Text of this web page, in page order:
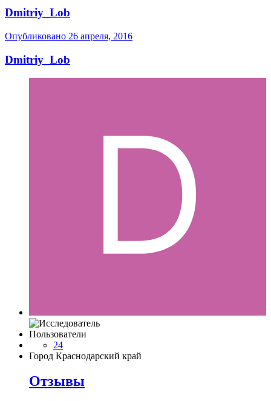
Dmitriy_Lob
Опубликовано 26 апреля, 2016
Dmitriy_Lob
Пользователи
24
Город Краснодарский край
Отзывы